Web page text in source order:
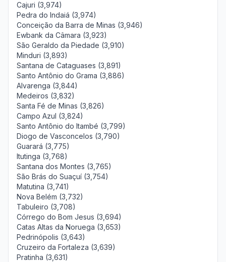
Cajuri (3,974)
Pedra do Indaiá (3,974)
Conceição da Barra de Minas (3,946)
Ewbank da Câmara (3,923)
São Geraldo da Piedade (3,910)
Minduri (3,893)
Santana de Cataguases (3,891)
Santo Antônio do Grama (3,886)
Alvarenga (3,844)
Medeiros (3,832)
Santa Fé de Minas (3,826)
Campo Azul (3,824)
Santo Antônio do Itambé (3,799)
Diogo de Vasconcelos (3,790)
Guarará (3,775)
Itutinga (3,768)
Santana dos Montes (3,765)
São Brás do Suaçuí (3,754)
Matutina (3,741)
Nova Belém (3,732)
Tabuleiro (3,708)
Córrego do Bom Jesus (3,694)
Catas Altas da Noruega (3,653)
Pedrinópolis (3,643)
Cruzeiro da Fortaleza (3,639)
Pratinha (3,631)